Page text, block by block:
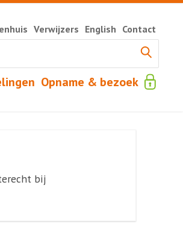
Opname & bezoek
Verwijzers English Contact
bij